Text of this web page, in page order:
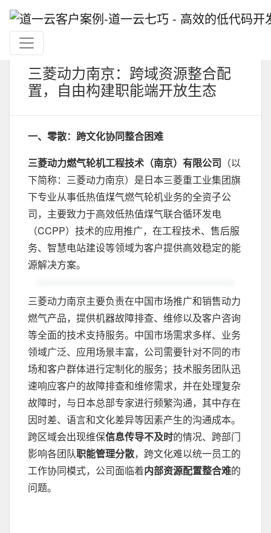
三菱动力南京：跨域资源整合配
置，自由构建职能端开放生态
一、零散：跨文化协同整合困难
三菱动力燃气轮机工程技术（南京）有限公司 （以
下简称：三菱动力南京）是日本三菱重工业集团旗
下专业从事低热值煤气燃气轮机业务的全资子公
司，主要致力于高效低热值煤气联合循环发电
（CCPP）技术的应用推广，在工程技术、售后服
务、智慧电站建设等领域为客户提供高效稳定的能
源解决方案。
三菱动力南京主要负责在中国市场推广和销售动力
燃气产品，提供机器故障排查、维修以及客户咨询
等全面的技术支持服务。中国市场需求多样、业务
领域广泛、应用场景丰富，公司需要针对不同的市
场和客户群体进行定制化的服务；技术服务团队迅
速响应客户的故障排查和维修需求，并在处理复杂
故障时，与日本总部专家进行频繁沟通，其中存在
因时差、语言和文化差异等因素产生的沟通成本。
跨区域会出现维保信息传导不及时的情况、跨部门
影响各团队职能管理分散，跨文化难以统一员工的
工作协同模式，公司面临着内部资源配置整合难的
问题。